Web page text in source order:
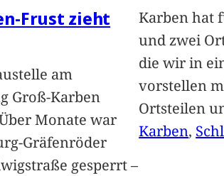
Frust zieht
am
Groß-Karben
Monate war
Gräfenröder
gesperrt –
Karben hat
und zwei
die wir in
vorstellen
Ortsteilen
Karben,